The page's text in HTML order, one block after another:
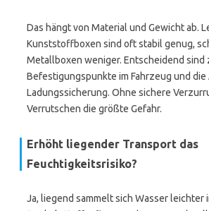
Das hängt von Material und Gewicht ab.
Kunststoffboxen sind oft stabil genug,
Metallboxen weniger. Entscheidend sind
Befestigungspunkte im Fahrzeug und die
Ladungssicherung. Ohne sichere
Verrutschen die größte Gefahr.
Erhöht liegender Transport das
Feuchtigkeitsrisiko?
Ja, liegend sammelt sich Wasser leichter